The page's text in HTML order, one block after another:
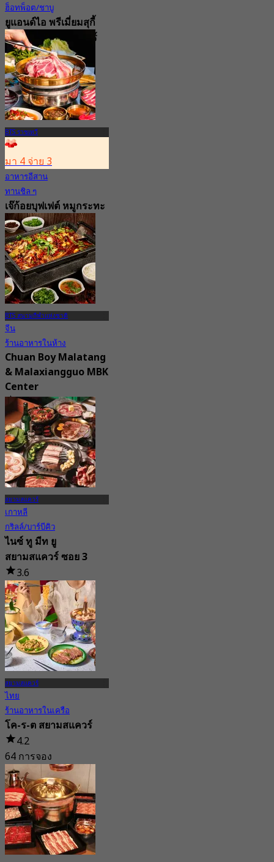
ฮ็อทพ็อต/ชาบู
ยูแอนด์ไอ พรีเมี่ยมสุกี้
บุฟเฟ่ต์ สยามเซ็นเตอร์
4.7
3.3K การจอง
จาก฿ 498
BTS ราชเทวี
มา 4 จ่าย 3
อาหารอีสาน
ทานชิล ๆ
เจ๊ก้อยบุฟเฟต์ หมูกระทะ
กิ่งเพชร
3.8
20 การจอง
จาก฿ 299.25
BTS สนามกีฬาแห่งชาติ
จีน
ร้านอาหารในห้าง
Chuan Boy Malatang
& Malaxiangguo MBK
Center
4.7
15 การจอง
จาก฿ 299.5
สยามสแควร์
เกาหลี
กริลล์/บาร์บีคิว
ไนซ์ ทู มีท ยู
สยามสแควร์ ซอย 3
3.6
23 การจอง
จาก฿ 845
สยามสแควร์
ไทย
ร้านอาหารในเครือ
โค-ร-ต สยามสแควร์
4.2
64 การจอง
จาก฿ 615